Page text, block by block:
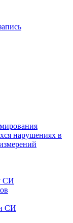
нарушениях в
СИ
СИ